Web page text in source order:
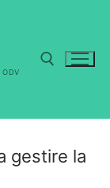
ODV
Cerca:
gestire la